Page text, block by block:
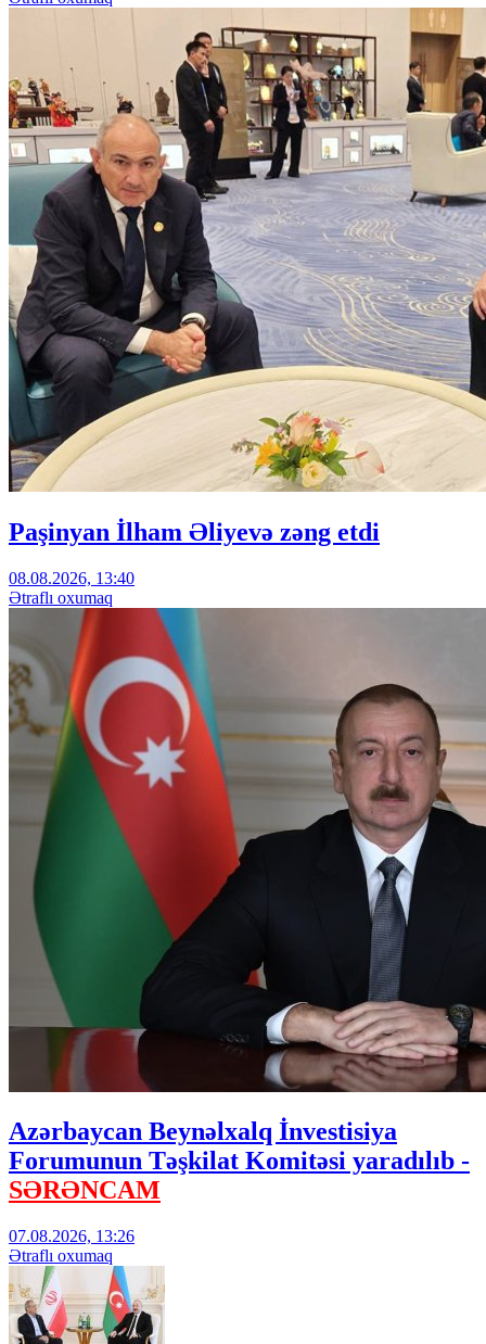
Paşinyan İlham Əliyevə zəng etdi
08.08.2026, 13:40
Ətraflı oxumaq
Azərbaycan Beynəlxalq İnvestisiya
Forumunun Təşkilat Komitəsi yaradılıb -
SƏRƏNCAM
07.08.2026, 13:26
Ətraflı oxumaq